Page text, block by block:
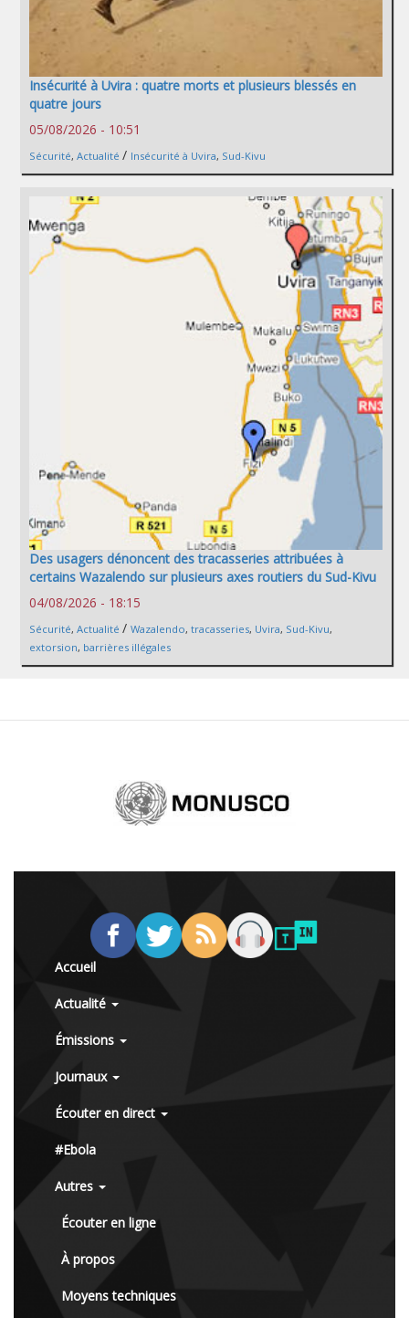
Insécurité à Uvira : quatre morts et plusieurs blessés en
quatre jours
05/08/2026 - 10:51
Sécurité, Actualité / Insécurité à Uvira, Sud-Kivu
Des usagers dénoncent des tracasseries attribuées à
certains Wazalendo sur plusieurs axes routiers du Sud-Kivu
04/08/2026 - 18:15
Sécurité, Actualité / Wazalendo, tracasseries, Uvira, Sud-Kivu,
extorsion, barrières illégales
Accueil
Actualité
Émissions
Journaux
Écouter en direct
#Ebola
Autres
Écouter en ligne
À propos
Moyens techniques